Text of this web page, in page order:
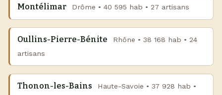
Montélimar Drôme • 40 595 hab • 27 artisans
Oullins-Pierre-Bénite
Rhône • 38 168 hab • 24
artisans
Thonon-les-Bains
Haute-Savoie • 37 928 hab •